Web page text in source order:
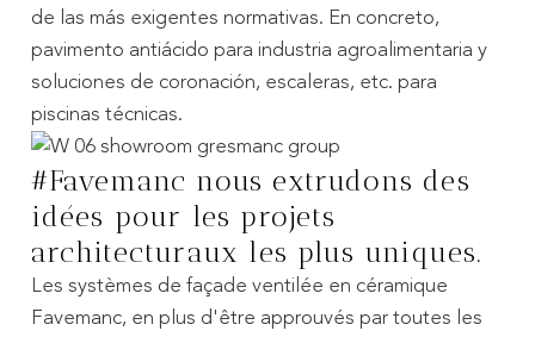
de las más exigentes normativas. En concreto,
pavimento antiácido para industria agroalimentaria y
soluciones de coronación, escaleras, etc. para
piscinas técnicas.
#Favemanc nous extrudons des
idées pour les projets
architecturaux les plus uniques.
Les systèmes de façade ventilée en céramique
Favemanc, en plus d'être approuvés par toutes les